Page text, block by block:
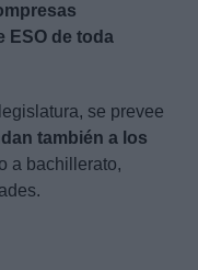
ESO de toda
se prevee
también a los
a bachillerato,